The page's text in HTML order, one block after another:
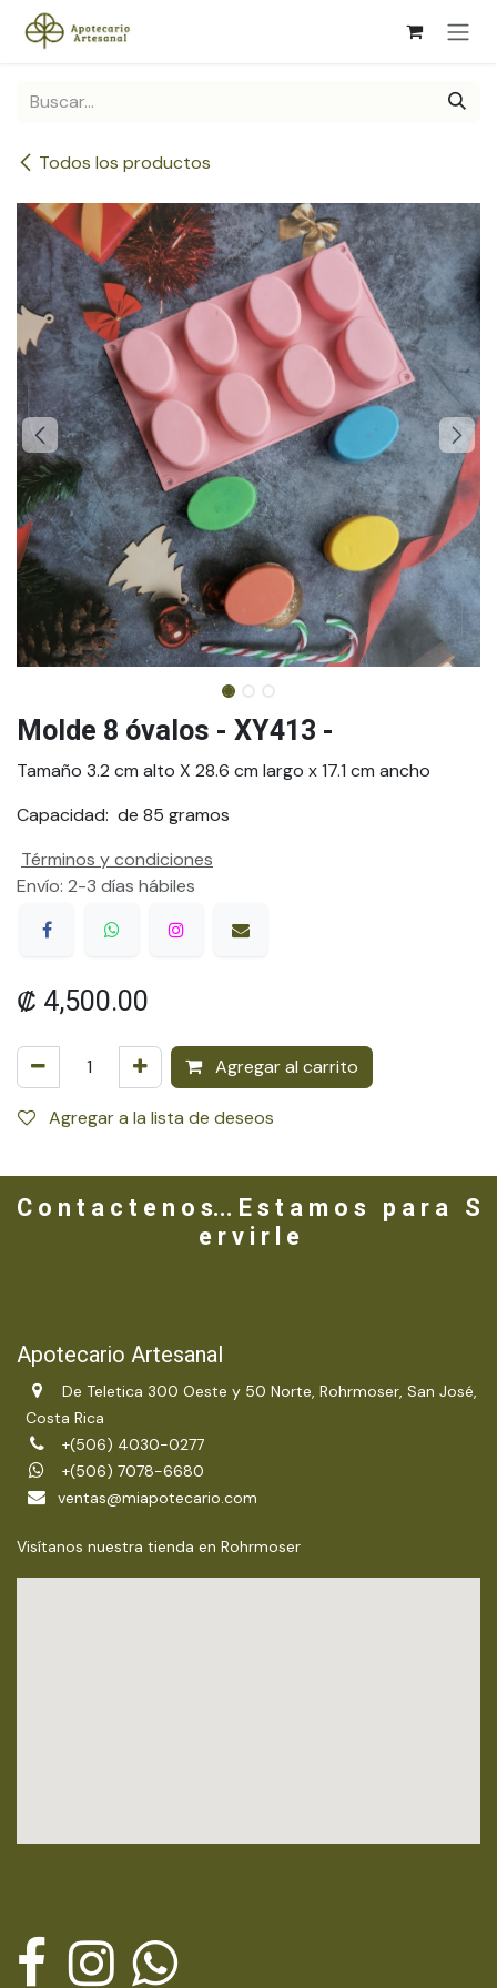
Ir al contenido
Todos los productos
Molde 8 óvalos - XY413 -
Tamaño 3.2 cm alto X 28.6 cm largo x 17.1 cm ancho
Capacidad: de 85 gramos
₡ 4,500.00
Agregar al carrito
Agregar a la lista de deseos
Términos y condiciones
Envío: 2-3 días hábiles
C o n t a c t e n o s... E s t a m o s p a r a S
e r v i r l e
Apotecario Artesanal
De Teletica 300 Oeste y 50 Norte, Rohrmoser, San José,
Costa Rica
+(506) 4030-0277
+(506) 7078-6680
ventas@miapotecario.com
Visítanos nuestra tienda en Rohrmoser